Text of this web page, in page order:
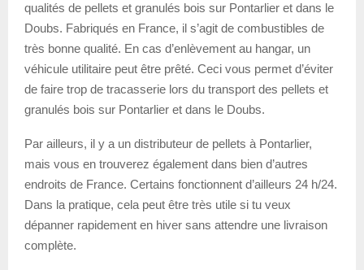
qualités de pellets et granulés bois sur Pontarlier et dans le
Doubs. Fabriqués en France, il s’agit de combustibles de
très bonne qualité. En cas d’enlèvement au hangar, un
véhicule utilitaire peut être prêté. Ceci vous permet d’éviter
de faire trop de tracasserie lors du transport des pellets et
granulés bois sur Pontarlier et dans le Doubs.
Par ailleurs, il y a un distributeur de pellets à Pontarlier,
mais vous en trouverez également dans bien d’autres
endroits de France. Certains fonctionnent d’ailleurs 24 h/24.
Dans la pratique, cela peut être très utile si tu veux
dépanner rapidement en hiver sans attendre une livraison
complète.